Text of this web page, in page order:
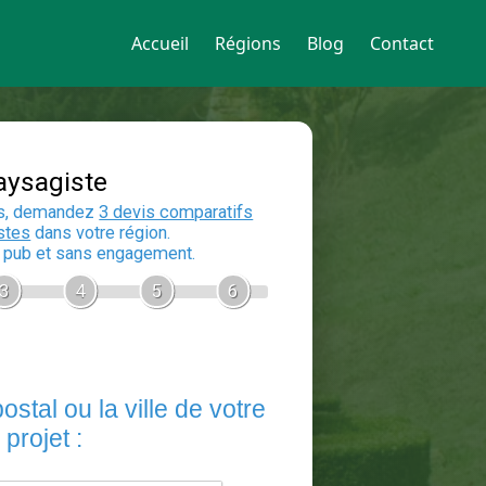
Accueil Régions Blog Contact
Devis Paysagiste
En 5 minutes, demandez
auxpaysagistesdans votre région.
Gratuit, sans pub et sans engagement.